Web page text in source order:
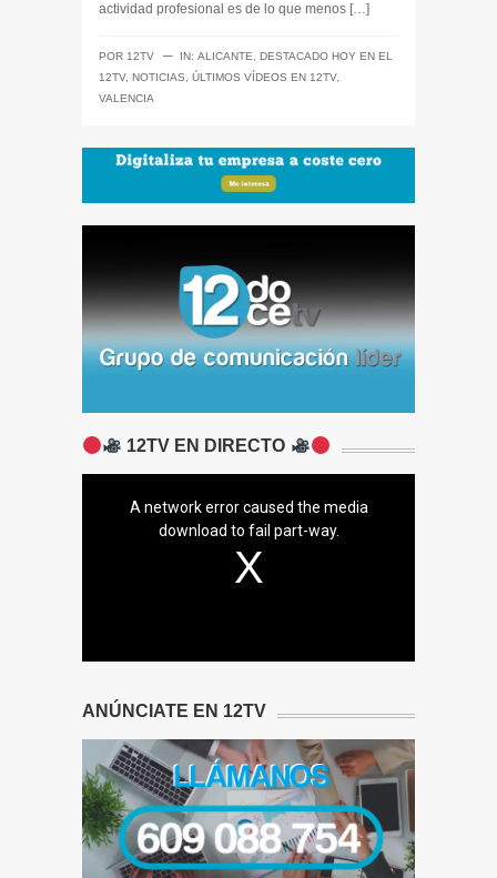
actividad profesional es de lo que menos […]
POR 12TV ─ IN: ALICANTE, DESTACADO HOY EN EL
12TV, NOTICIAS, ÚLTIMOS VÍDEOS EN 12TV,
VALENCIA
12TV EN DIRECTO
A network error caused the media
download to fail part-way.
ANÚNCIATE EN 12TV